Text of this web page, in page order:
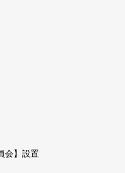
会】設置